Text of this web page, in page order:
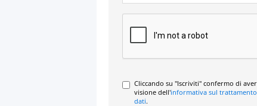
Cliccando su "Iscriviti" confermo di
visione dell'informativa sul
dati.